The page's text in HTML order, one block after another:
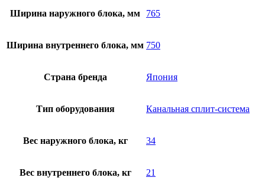
Ширина наружного блока, мм 765
Ширина внутреннего блока, мм 750
Страна бренда Япония
Тип оборудования Канальная сплит-система
Вес наружного блока, кг 34
Вес внутреннего блока, кг 21